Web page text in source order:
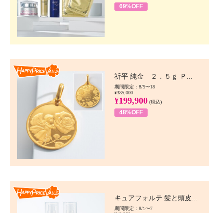
69%OFF
祈平 純金 ２．５ｇ Ｐ...
期間限定：8/5〜18
¥385,000
¥199,900 (税込)
48%OFF
キュアフォルテ 髪と頭皮...
期間限定：8/1〜7